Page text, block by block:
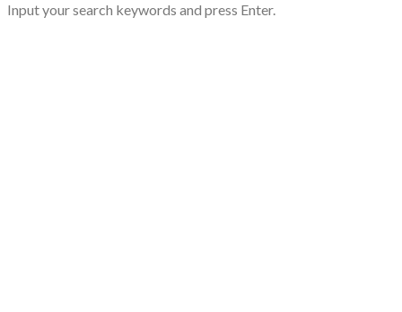
Input your search keywords and press Enter.